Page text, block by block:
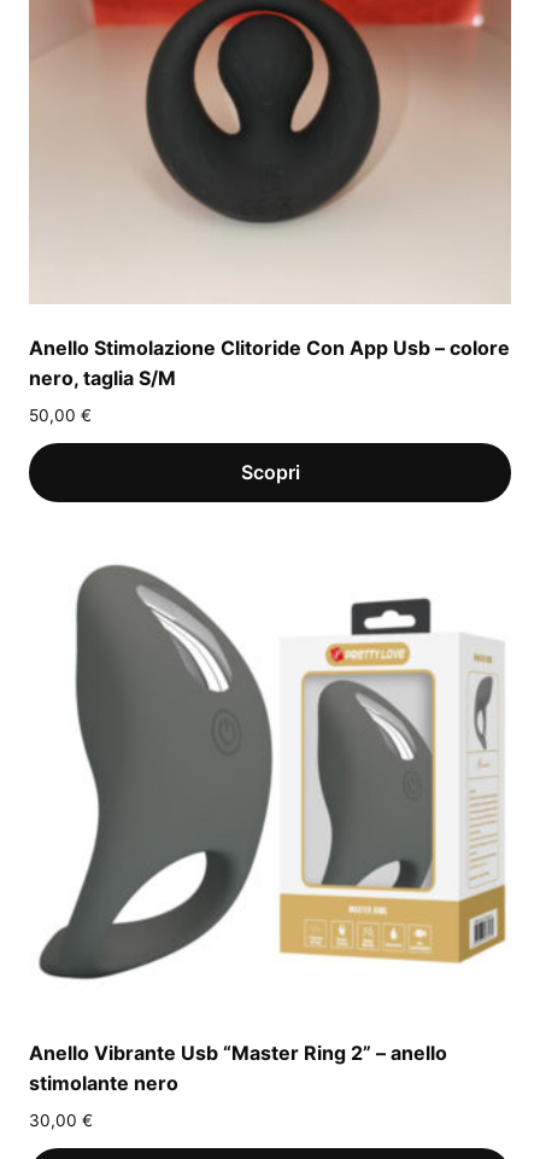
Anello Stimolazione Clitoride Con App Usb – colore
nero, taglia S/M
50,00 €
Anello Vibrante Usb “Master Ring 2” – anello
stimolante nero
30,00 €